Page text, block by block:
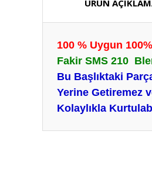
ÜRÜN
100 % Uygun
Fakir SMS 210
Bu Başlıktaki
Yerine Getiremez
Kolaylıkla